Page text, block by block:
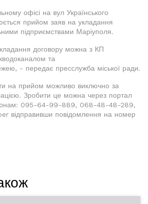
офісі на вул Українського
прийом заяв на укладання
підприємствами Маріуполя.
договору можна з КП
та
- передає пресслужба міської ради.
на прийом можливо виключно за
Зробити це можна через портал
095-64-99-889, 068-48-48-289,
відправивши повідомлення на номер